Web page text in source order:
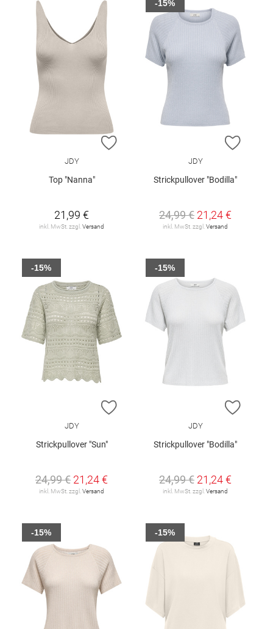
ZUR WUNSCHLISTE HINZUFÜGEN
JDY
Top "Nanna"
21,99 €
inkl. MwSt. zzgl.Versand
ZUR
JDY
Strickpullover "Bodilla"
24,99 € 21,24 €
inkl. MwSt. zzgl.Versand
-15%
ZUR WUNSCHLISTE HINZUFÜGEN
JDY
Strickpullover "Sun"
24,99 € 21,24 €
inkl. MwSt. zzgl. Versand
-15%
ZUR
JDY
Strickpullover "Bodilla"
24,99 € 21,24 €
inkl. MwSt. zzgl. Versand
-15%
-15% -15%